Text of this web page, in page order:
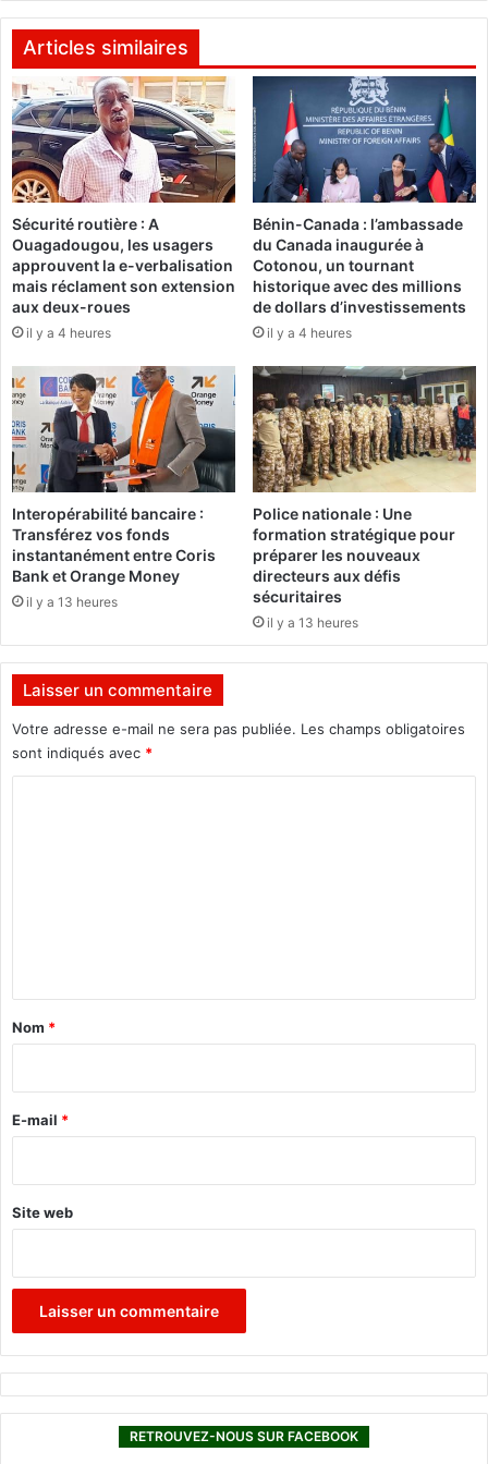
d
u
b
l
é
c
o
n
t
r
e
l
'
O
M
i
T
r
a
o
r
é
b
u
t
e
u
r
m
a
i
s
B
e
r
a
n
e
é
m
n
é
Articles similaires
Sécurité routière : A
Ouagadougou, les usagers
approuvent la e-verbalisation
mais réclament son extension
aux deux-roues
il y a 4 heures
Bénin-Canada : l’ambassade
du Canada inaugurée à
Cotonou, un tournant
historique avec des millions
de dollars d’investissements
il y a 4 heures
Interopérabilité bancaire :
Transférez vos fonds
instantanément entre Coris
Bank et Orange Money
il y a 13 heures
Police nationale : Une
formation stratégique pour
préparer les nouveaux
directeurs aux défis
sécuritaires
il y a 13 heures
Laisser un commentaire
Votre adresse e-mail ne sera pas publiée. Les champs obligatoires
sont indiqués avec *
a
e
Nom *
E-mail *
Site web
RETROUVEZ-NOUS SUR FACEBOOK